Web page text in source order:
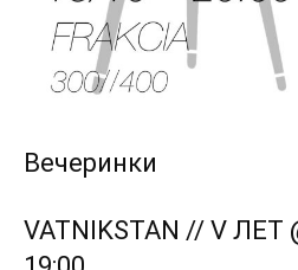
Вечеринки
VATNIKSTAN // V ЛЕТ